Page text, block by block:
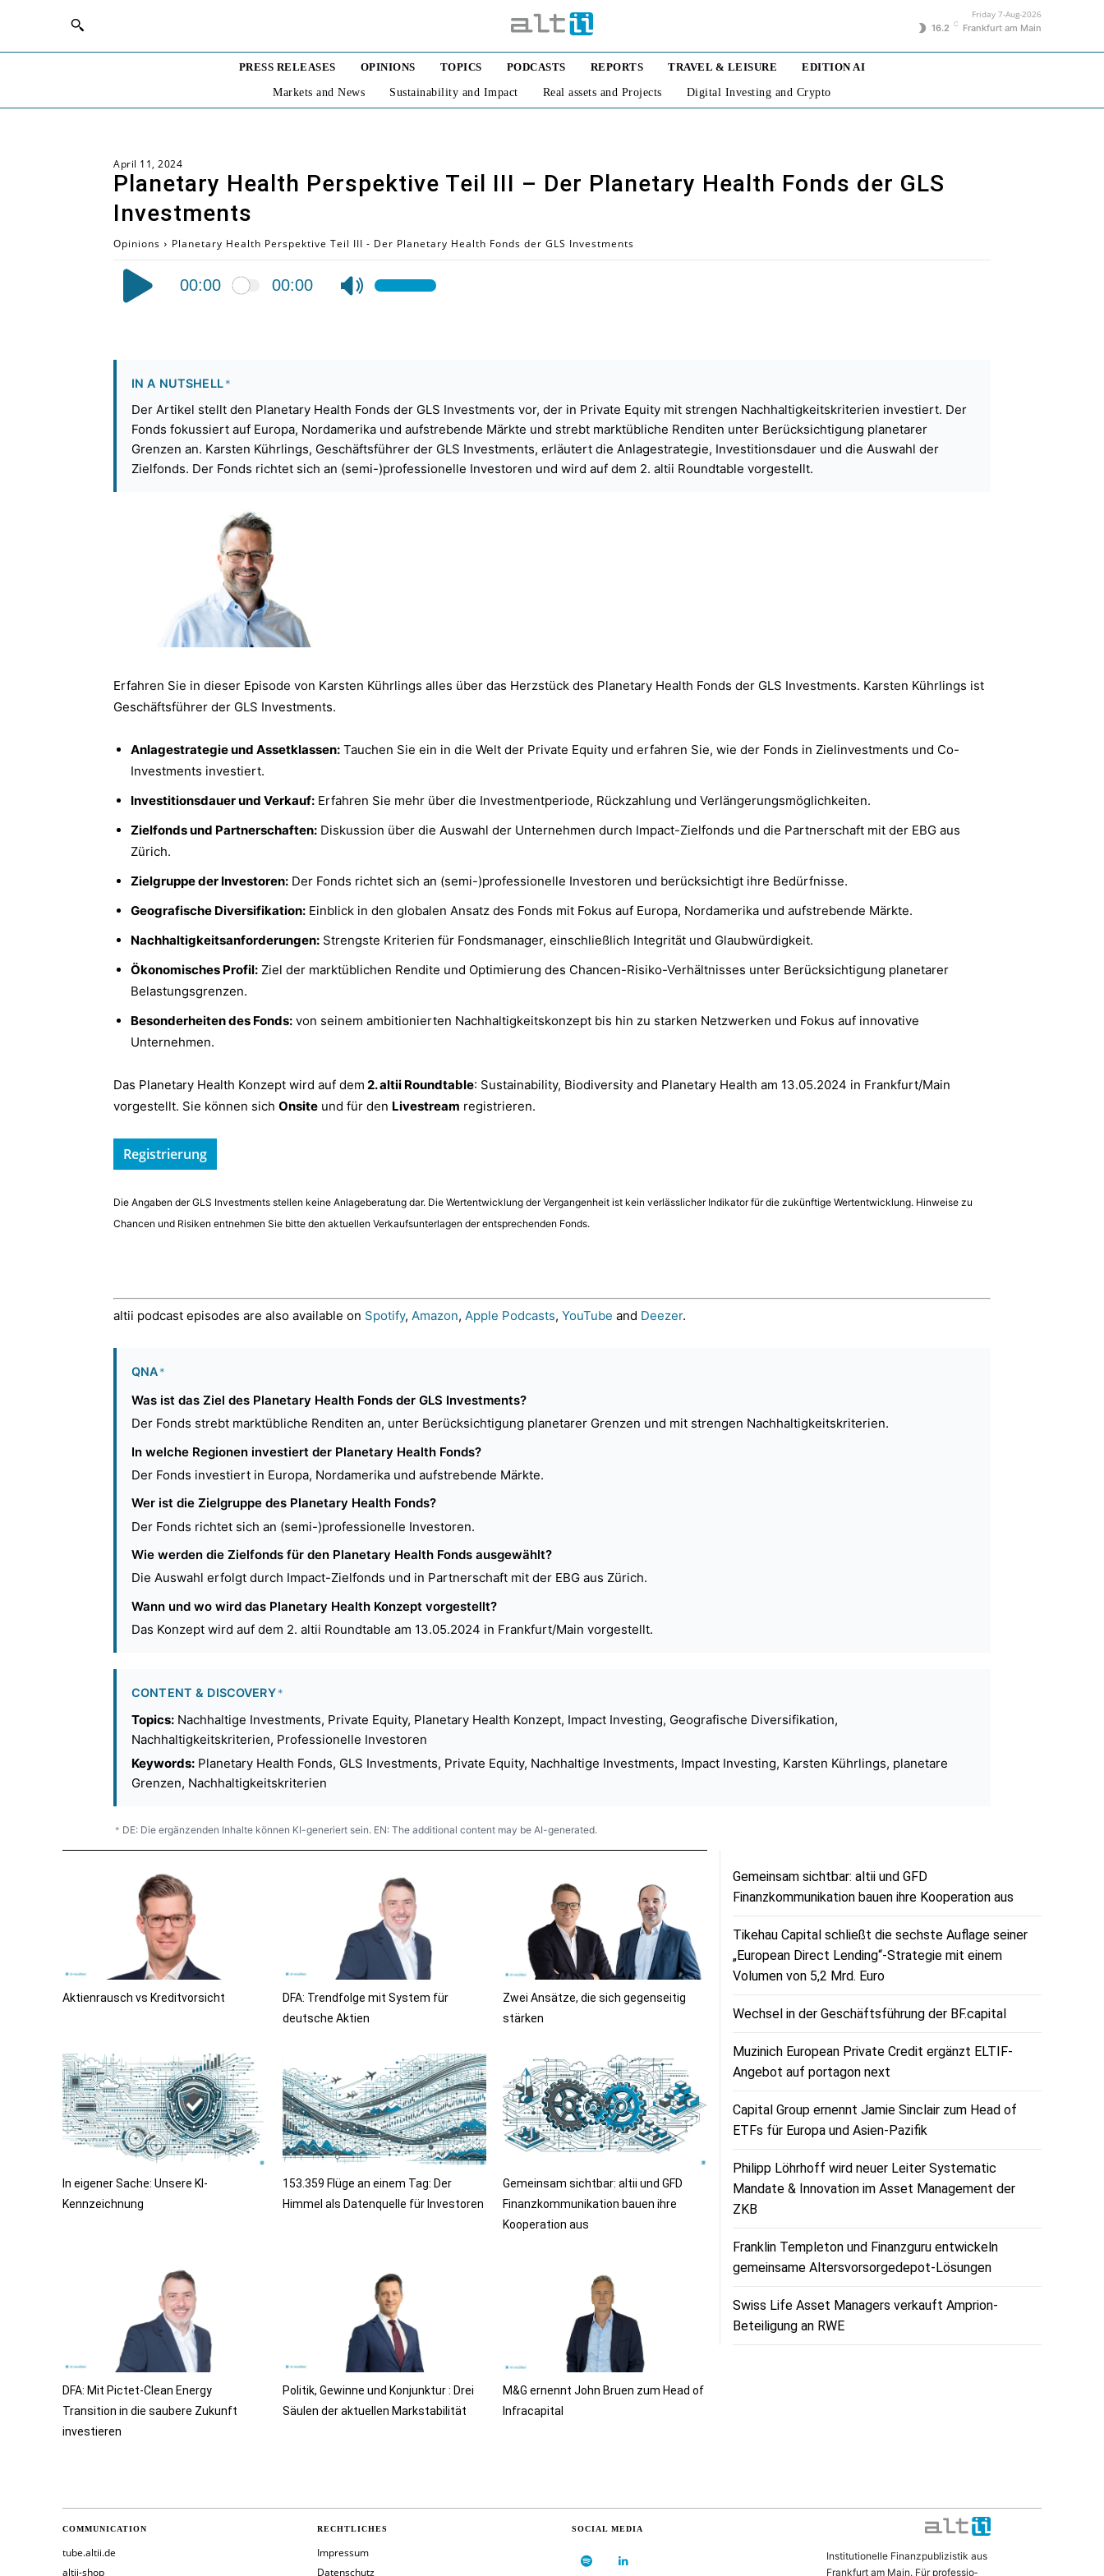
Friday 7-Aug-2026
16.2 C Frankfurt am Main
PRESS RELEASES OPINIONS TOPICS PODCASTS REPORTS TRAVEL & LEISURE EDITION AI
Markets and News Sustainability and Impact Real assets and Projects Digital Investing and Crypto
April 11, 2024
Planetary Health Perspektive Teil III – Der Planetary Health Fonds der GLS
Investments
Opinions Planetary Health Perspektive Teil III - Der Planetary Health Fonds der GLS Investments
Audio
Player 00:00 00:00 Use
decrease
volume.
IN A NUTSHELL*
Der Artikel stellt den Planetary Health Fonds der GLS Investments vor, der in Private Equity mit strengen Nachhaltigkeitskriterien investiert. Der
Fonds fokussiert auf Europa, Nordamerika und aufstrebende Märkte und strebt marktübliche Renditen unter Berücksichtigung planetarer
Grenzen an. Karsten Kührlings, Geschäftsführer der GLS Investments, erläutert die Anlagestrategie, Investitionsdauer und die Auswahl der
Zielfonds. Der Fonds richtet sich an (semi-)professionelle Investoren und wird auf dem 2. altii Roundtable vorgestellt.
Erfahren Sie in dieser Episode von Karsten Kührlings alles über das Herzstück des Planetary Health Fonds der GLS Investments. Karsten Kührlings ist
Geschäftsführer der GLS Investments.
Anlagestrategie und Assetklassen: Tauchen Sie ein in die Welt der Private Equity und erfahren Sie, wie der Fonds in Zielinvestments und Co-
Investments investiert.
Investitionsdauer und Verkauf: Erfahren Sie mehr über die Investmentperiode, Rückzahlung und Verlängerungsmöglichkeiten.
Zielfonds und Partnerschaften: Diskussion über die Auswahl der Unternehmen durch Impact-Zielfonds und die Partnerschaft mit der EBG aus
Zürich.
Zielgruppe der Investoren: Der Fonds richtet sich an (semi-)professionelle Investoren und berücksichtigt ihre Bedürfnisse.
Geografische Diversifikation: Einblick in den globalen Ansatz des Fonds mit Fokus auf Europa, Nordamerika und aufstrebende Märkte.
Nachhaltigkeitsanforderungen: Strengste Kriterien für Fondsmanager, einschließlich Integrität und Glaubwürdigkeit.
Ökonomisches Profil: Ziel der marktüblichen Rendite und Optimierung des Chancen-Risiko-Verhältnisses unter Berücksichtigung planetarer
Belastungsgrenzen.
Besonderheiten des Fonds: von seinem ambitionierten Nachhaltigkeitskonzept bis hin zu starken Netzwerken und Fokus auf innovative
Unternehmen.
Das Planetary Health Konzept wird auf dem 2. altii Roundtable: Sustainability, Biodiversity and Planetary Health am 13.05.2024 in Frankfurt/Main
vorgestellt. Sie können sich Onsite und für den Livestream registrieren.
Registrierung
Die Angaben der GLS Investments stellen keine Anlageberatung dar. Die Wertentwicklung der Vergangenheit ist kein verlässlicher Indikator für die zukünftige Wertentwicklung. Hinweise zu
Chancen und Risiken entnehmen Sie bitte den aktuellen Verkaufsunterlagen der entsprechenden Fonds.
altii podcast episodes are also available on Spotify, Amazon, Apple Podcasts, YouTube and Deezer.
QNA*
Was ist das Ziel des Planetary Health Fonds der GLS Investments?
Der Fonds strebt marktübliche Renditen an, unter Berücksichtigung planetarer Grenzen und mit strengen Nachhaltigkeitskriterien.
In welche Regionen investiert der Planetary Health Fonds?
Der Fonds investiert in Europa, Nordamerika und aufstrebende Märkte.
Wer ist die Zielgruppe des Planetary Health Fonds?
Der Fonds richtet sich an (semi-)professionelle Investoren.
Wie werden die Zielfonds für den Planetary Health Fonds ausgewählt?
Die Auswahl erfolgt durch Impact-Zielfonds und in Partnerschaft mit der EBG aus Zürich.
Wann und wo wird das Planetary Health Konzept vorgestellt?
Das Konzept wird auf dem 2. altii Roundtable am 13.05.2024 in Frankfurt/Main vorgestellt.
CONTENT & DISCOVERY *
Topics: Nachhaltige Investments, Private Equity, Planetary Health Konzept, Impact Investing, Geografische Diversifikation,
Nachhaltigkeitskriterien, Professionelle Investoren
Keywords: Planetary Health Fonds, GLS Investments, Private Equity, Nachhaltige Investments, Impact Investing, Karsten Kührlings, planetare
Grenzen, Nachhaltigkeitskriterien
* DE: Die ergänzenden Inhalte können KI-generiert sein. EN: The additional content may be AI-generated.
Aktienrausch vs Kreditvorsicht
DFA: Trendfolge mit System für
deutsche Aktien
Zwei Ansätze, die sich gegenseitig
stärken
In eigener Sache: Unsere KI-
Kennzeichnung
153.359 Flüge an einem Tag: Der
Himmel als Datenquelle für Investoren
Gemeinsam sichtbar: altii und GFD
Finanzkommunikation bauen ihre
Kooperation aus
DFA: Mit Pictet-Clean Energy
Transition in die saubere Zukunft
investieren
Politik, Gewinne und Konjunktur : Drei
Säulen der aktuellen Markstabilität
M&G ernennt John Bruen zum Head of
Infracapital
Gemeinsam sichtbar: altii und GFD
Finanzkommunikation bauen ihre Kooperation aus
Tikehau Capital schließt die sechste Auflage seiner
„European Direct Lending“-Strategie mit einem
Volumen von 5,2 Mrd. Euro
Wechsel in der Geschäftsführung der BF.capital
Muzinich European Private Credit ergänzt ELTIF-
Angebot auf portagon next
Capital Group ernennt Jamie Sinclair zum Head of
ETFs für Europa und Asien-Pazifik
Philipp Löhrhoff wird neuer Leiter Systematic
Mandate & Innovation im Asset Management der
ZKB
Franklin Templeton und Finanzguru entwickeln
gemeinsame Altersvorsorgedepot-Lösungen
Swiss Life Asset Managers verkauft Amprion-
Beteiligung an RWE
COMMUNICATION
tube.altii.de
altii-shop
RECHTLICHES
Impressum
Datenschutz
SOCIAL MEDIA
In­sti­tu­ti­o­nel­le Fi­nanz­pu­bli­zis­tik aus
Frank­furt am Main. Für pro­fes­si­o­